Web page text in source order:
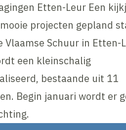
Etten-Leur Een
projecten gepland
Vlaamse Schuur in Etten-
een kleinschalig
bestaande uit 11
Begin januari wordt er